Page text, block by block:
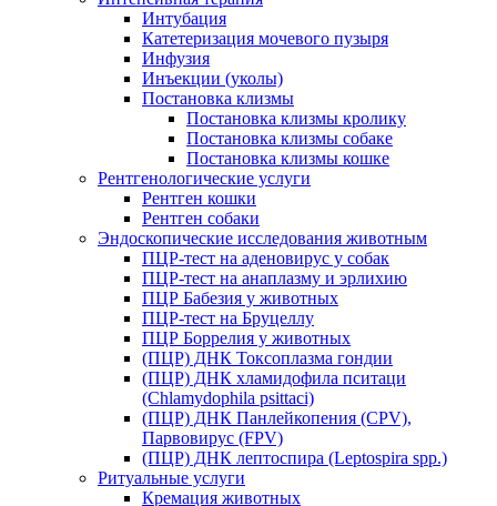
Интубация
Катетеризация мочевого пузыря
Инфузия
Инъекции (уколы)
Постановка клизмы
Постановка клизмы кролику
Постановка клизмы собаке
Постановка клизмы кошке
Рентгенологические услуги
Рентген кошки
Рентген собаки
Эндоскопические исследования животным
ПЦР-тест на аденовирус у собак
ПЦР-тест на анаплазму и эрлихию
ПЦР Бабезия у животных
ПЦР-тест на Бруцеллу
ПЦР Боррелия у животных
(ПЦР) ДНК Токсоплазма гондии
(ПЦР) ДНК хламидофила пситаци
(Chlamydophila psittaci)
(ПЦР) ДНК Панлейкопения (CPV),
Парвовирус (FPV)
(ПЦР) ДНК лептоспира (Leptospira spp.)
Ритуальные услуги
Кремация животных